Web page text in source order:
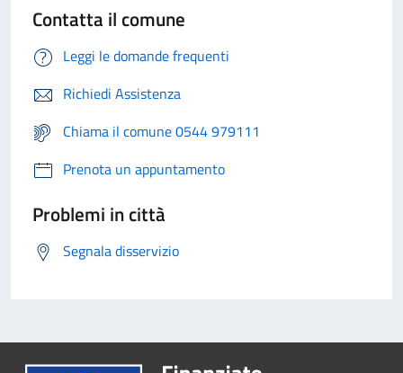
Contatta il comune
Leggi le domande frequenti
Richiedi Assistenza
Chiama il comune 0544 979111
Prenota un appuntamento
Problemi in città
Segnala disservizio